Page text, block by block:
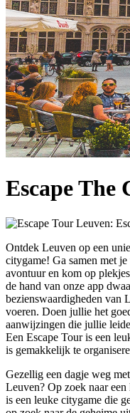
Escape The
Ontdek Leuven op een
citygame! Ga samen met
avontuur en kom op
de hand van onze app
bezienswaardigheden van
voeren. Doen jullie het
aanwijzingen die jullie
Een Escape Tour is een
is gemakkelijk te
Gezellig een dagje weg
Leuven? Op zoek naar
is een leuke citygame die